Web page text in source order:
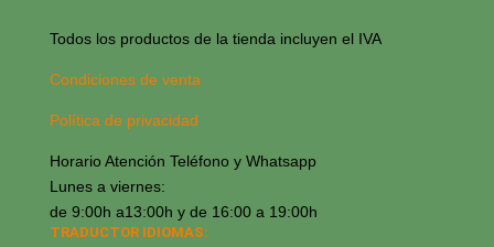
Todos los productos de la tienda incluyen el IVA
Condiciones de venta
Política de privacidad
Horario Atención Teléfono y Whatsapp
Lunes a viernes:
de 9:00h a13:00h y de 16:00 a 19:00h
TRADUCTOR IDIOMAS: